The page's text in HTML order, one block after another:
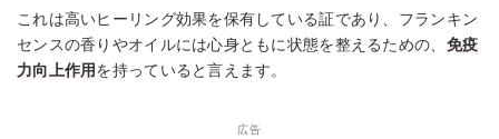
これは高いヒーリング効果を保有している証であり、フランキン
センスの香りやオイルには心身ともに状態を整えるための、 免疫
力向上作用を持っていると言えます。
広告